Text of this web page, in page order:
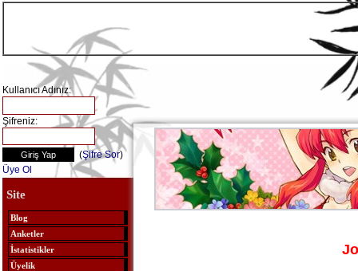
Kullanıcı Adınız:
Şifreniz:
(Şifre Sor)
Üye Ol
Site
Blog
Anketler
İstatistikler
Üyelik